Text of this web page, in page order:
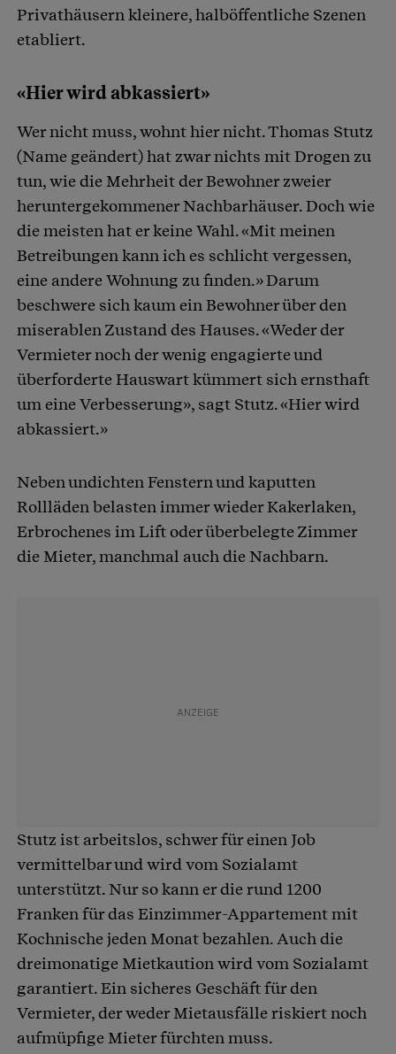
Privathäusern kleinere, halböffentliche Szenen
etabliert.
«Hier wird abkassiert»
Wer nicht muss, wohnt hier nicht. Thomas Stutz
(Name geändert) hat zwar nichts mit Drogen zu
tun, wie die Mehrheit der Bewohner zweier
heruntergekommener Nachbarhäuser. Doch wie
die meisten hat er keine Wahl. «Mit meinen
Betreibungen kann ich es schlicht vergessen,
eine andere Wohnung zu finden.» Darum
beschwere sich kaum ein Bewohner über den
miserablen Zustand des Hauses. «Weder der
Vermieter noch der wenig engagierte und
überforderte Hauswart kümmert sich ernsthaft
um eine Verbesserung», sagt Stutz. «Hier wird
abkassiert.»
Neben undichten Fenstern und kaputten
Rollläden belasten immer wieder Kakerlaken,
Erbrochenes im Lift oder überbelegte Zimmer
die Mieter, manchmal auch die Nachbarn.
Stutz ist arbeitslos, schwer für einen Job
vermittelbar und wird vom Sozialamt
unterstützt. Nur so kann er die rund 1200
Franken für das Einzimmer-Appartement mit
Kochnische jeden Monat bezahlen. Auch die
dreimonatige Mietkaution wird vom Sozialamt
garantiert. Ein sicheres Geschäft für den
Vermieter, der weder Mietausfälle riskiert noch
aufmüpfige Mieter fürchten muss.